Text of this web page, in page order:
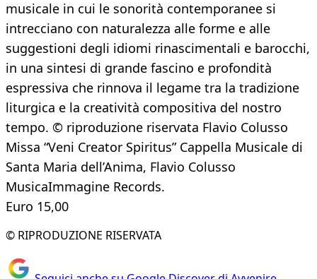
musicale in cui le sonorità contemporanee si
intrecciano con naturalezza alle forme e alle
suggestioni degli idiomi rinascimentali e barocchi,
in una sintesi di grande fascino e profondità
espressiva che rinnova il legame tra la tradizione
liturgica e la creatività compositiva del nostro
tempo. © riproduzione riservata Flavio Colusso
Missa “Veni Creator Spiritus” Cappella Musicale di
Santa Maria dell’Anima, Flavio Colusso
MusicaImmagine Records.
Euro 15,00
© RIPRODUZIONE RISERVATA